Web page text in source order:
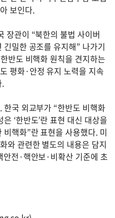
보인다.
장관이 “북한의 불법 사이버
밀한 공조를 유지해” 나가기
반도 비핵화 원칙을 견지하는
평화·안정 유지 노력을 지속
국 외교부가 “한반도 비핵화
‘한반도’란 표현 대신 대상을
핵화”란 표현을 사용했다. 미
와 관련한 별도의 내용은 담지
전·핵안보·비확산 기준에 초